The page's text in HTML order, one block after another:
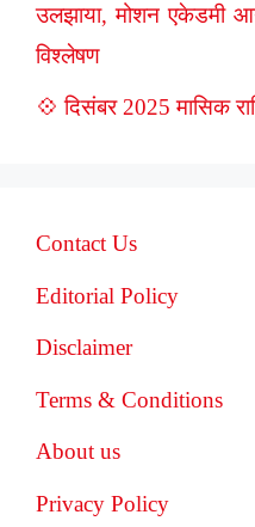
उलझाया, मोशन एकेडमी
विश्लेषण
💠 दिसंबर 2025 मासिक
Contact Us
Editorial Policy
Disclaimer
Terms & Conditions
About us
Privacy Policy